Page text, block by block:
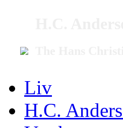
Liv
H.C.